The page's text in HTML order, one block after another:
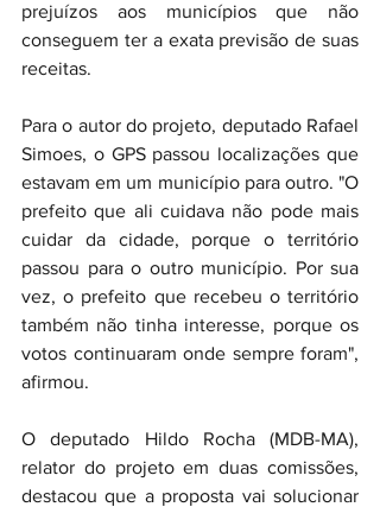
prejuízos aos municípios que não
conseguem ter a exata previsão de suas
receitas.
Para o autor do projeto, deputado Rafael
Simoes, o GPS passou localizações que
estavam em um município para outro. "O
prefeito que ali cuidava não pode mais
cuidar da cidade, porque o território
passou para o outro município. Por sua
vez, o prefeito que recebeu o território
também não tinha interesse, porque os
votos continuaram onde sempre foram",
afirmou.
O deputado Hildo Rocha (MDB-MA),
relator do projeto em duas comissões,
destacou que a proposta vai solucionar